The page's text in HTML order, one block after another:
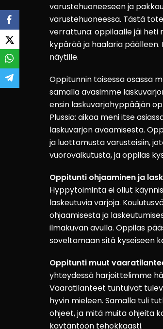
varustehuoneeseen ja
varustehuoneessa. Tästä
verrattuna: oppilaalle jäi heti
kypärää ja haalaria
näytille.
Oppitunnin toisessa osassa
samalla avasimme
ensin laskuvarjohyppääjän
Plussia: aikaa meni itse
laskuvarjon avaamisesta.
ja luottamusta varusteisiin,
vuorovaikutusta, ja oppilas
Oppitunti ohjaaminen ja
Hyppytoiminta ei ollut
laskeutuvia varjoja.
ohjaamisesta ja
ilmakuvan avulla. Oppilas
soveltamaan sitä kyseiseen
Oppitunti muut
yhteydessä harjoittelimme
Vaaratilanteet tuntuivat
hyvin mieleen. Samalla tuli
ohjeet, ja mitä muita ohjeita
käytäntöön tehokkaasti.